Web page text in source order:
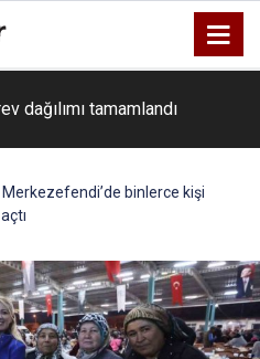
dağılımı tamamlandı
Merkezefendi’de binlerce kişi